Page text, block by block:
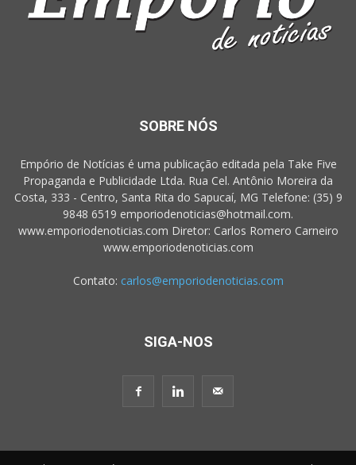
SOBRE NÓS
Empório de Notícias é uma publicação editada pela Take Five
Propaganda e Publicidade Ltda. Rua Cel. Antônio Moreira da
Costa, 333 - Centro, Santa Rita do Sapucaí, MG Telefone: (35) 9
9848 6519 emporiodenoticias@hotmail.com.
www.emporiodenoticias.com Diretor: Carlos Romero Carneiro
www.emporiodenoticias.com
Contato: carlos@emporiodenoticias.com
SIGA-NOS